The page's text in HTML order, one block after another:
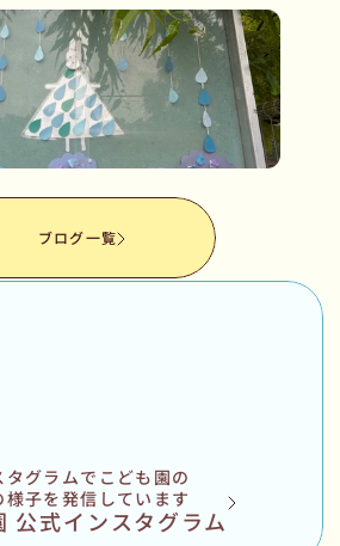
梅雨入りしました
ブログ一覧
タグラムでこども園の
様子を発信しています
公式インスタグラム